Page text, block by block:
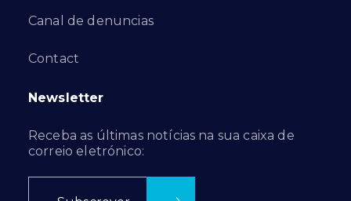
Canal de denuncias
Contact
Newsletter
Receba as últimas notícias na sua caixa de
correio eletrónico: